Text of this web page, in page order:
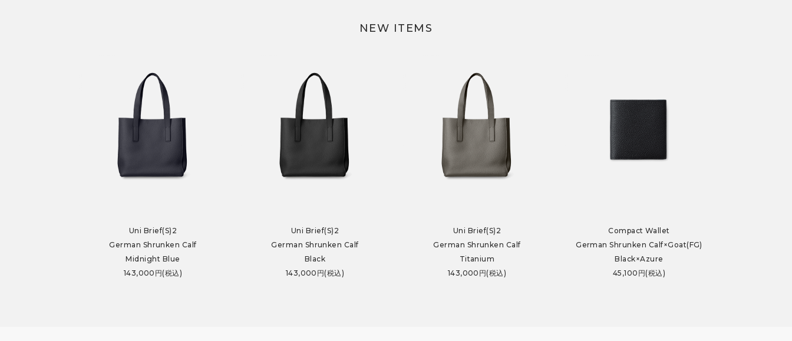
NEW ITEMS
Uni Brief(S)2
German Shrunken Calf
Midnight Blue
143,000円(税込)
Uni Brief(S)2
German Shrunken Calf
Black
143,000円(税込)
Uni Brief(S)2
German Shrunken Calf
Titanium
143,000円(税込)
Compact Wallet
German Shrunken Calf×Goat(FG)
Black×Azure
45,100円(税込)